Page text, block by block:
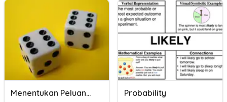
Menentukan Peluang Kejadian Terburuk Probability